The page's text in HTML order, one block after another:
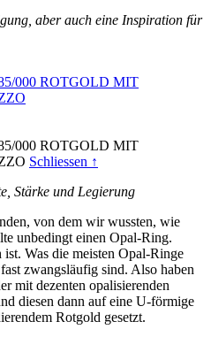
aber auch eine Inspiration für
000 ROTGOLD MIT
000 ROTGOLD MIT
Schliessen ↑
Stärke und Legierung
von dem wir wussten, wie
unbedingt einen Opal-Ring.
Was die meisten Opal-Ringe
zwangsläufig sind. Also haben
mit dezenten opalisierenden
diesen dann auf eine U-förmige
Rotgold gesetzt.